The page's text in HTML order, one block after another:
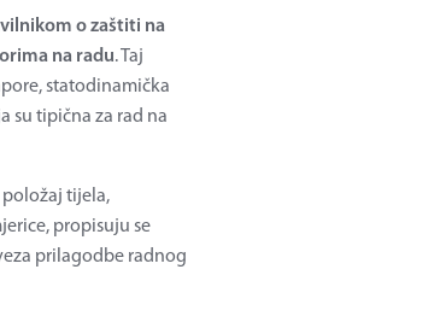
o zaštiti na
na radu. Taj
statodinamička
su tipična za rad na
položaj tijela,
propisuju se
prilagodbe radnog